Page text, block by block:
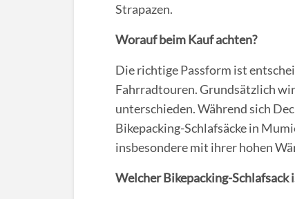
Strapazen.
Worauf beim Kauf achten?
Die richtige Passform ist
Fahrradtouren. Grundsätzlich
unterschieden. Während sich
Bikepacking-Schlafsäcke in
insbesondere mit ihrer hohen
Welcher Bikepacking-Schlafsack